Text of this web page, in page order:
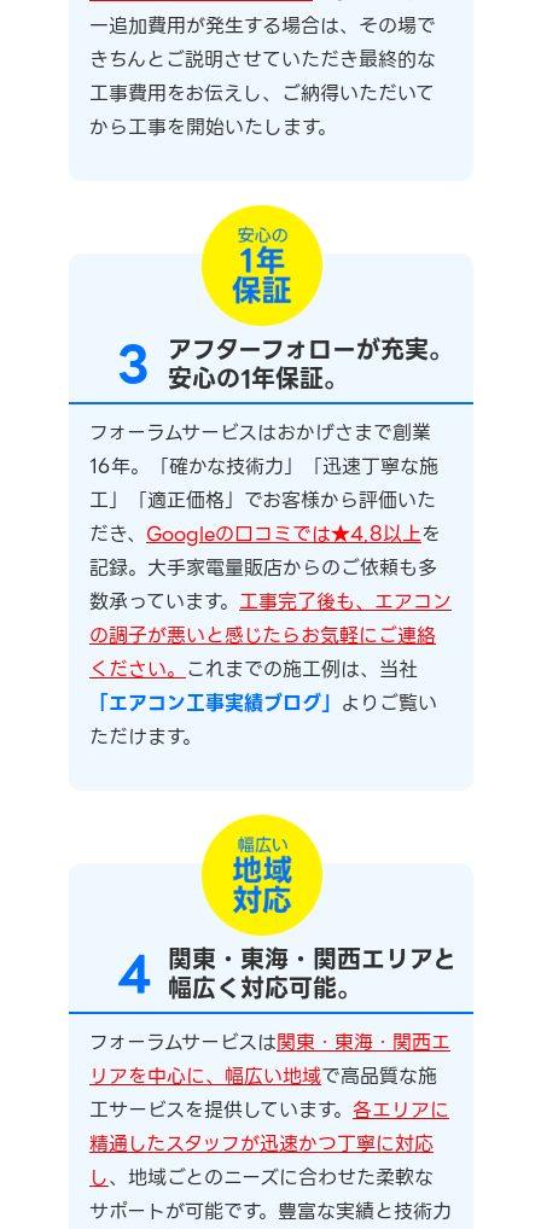
一追加費用が発生する場合は、その場で
きちんとご説明させていただき最終的な
工事費用をお伝えし、ご納得いただいて
から工事を開始いたします。
3 アフターフォローが充実。
安心の1年保証。
フォーラムサービスはおかげさまで創業
16年。「確かな技術力」「迅速丁寧な施
工」「適正価格」でお客様から評価いた
だき、 Googleの口コミでは★4.8以上を
記録。大手家電量販店からのご依頼も多
数承っています。 工事完了後も、エアコン
の調子が悪いと感じたらお気軽にご連絡
ください。これまでの施工例は、当社
「エアコン工事実績ブログ」 よりご覧い
ただけます。
4 関東・東海・関西エリアと
幅広く対応可能。
フォーラムサービスは関東・東海・関西エ
リアを中心に、幅広い地域で高品質な施
工サービスを提供しています。 各エリアに
精通したスタッフが迅速かつ丁寧に対応
し、地域ごとのニーズに合わせた柔軟な
サポートが可能です。豊富な実績と技術力